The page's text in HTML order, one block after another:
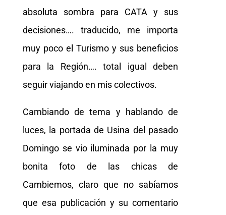
absoluta sombra para CATA y sus
decisiones…. traducido, me importa
muy poco el Turismo y sus beneficios
para la Región…. total igual deben
seguir viajando en mis colectivos.
Cambiando de tema y hablando de
luces, la portada de Usina del pasado
Domingo se vio iluminada por la muy
bonita foto de las chicas de
Cambiemos, claro que no sabíamos
que esa publicación y su comentario